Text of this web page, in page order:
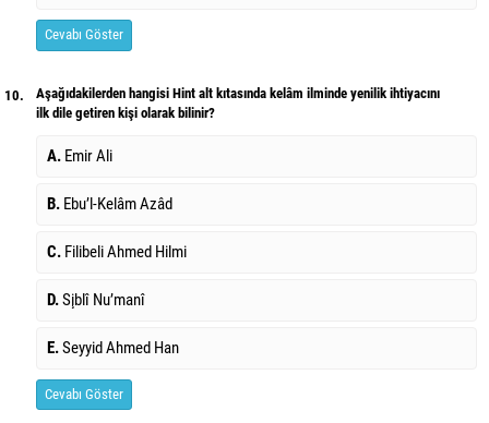
Cevabı Göster
10.
Aşağıdakilerden hangisi Hint alt kıtasında kelâm ilminde yenilik ihtiyacını
ilk dile getiren kişi olarak bilinir?
A. Emir Ali
B. Ebu’l-Kelâm Azâd
C. Filibeli Ahmed Hilmi
D.S¸iblî Nu’manî
E.Seyyid Ahmed Han
Cevabı Göster